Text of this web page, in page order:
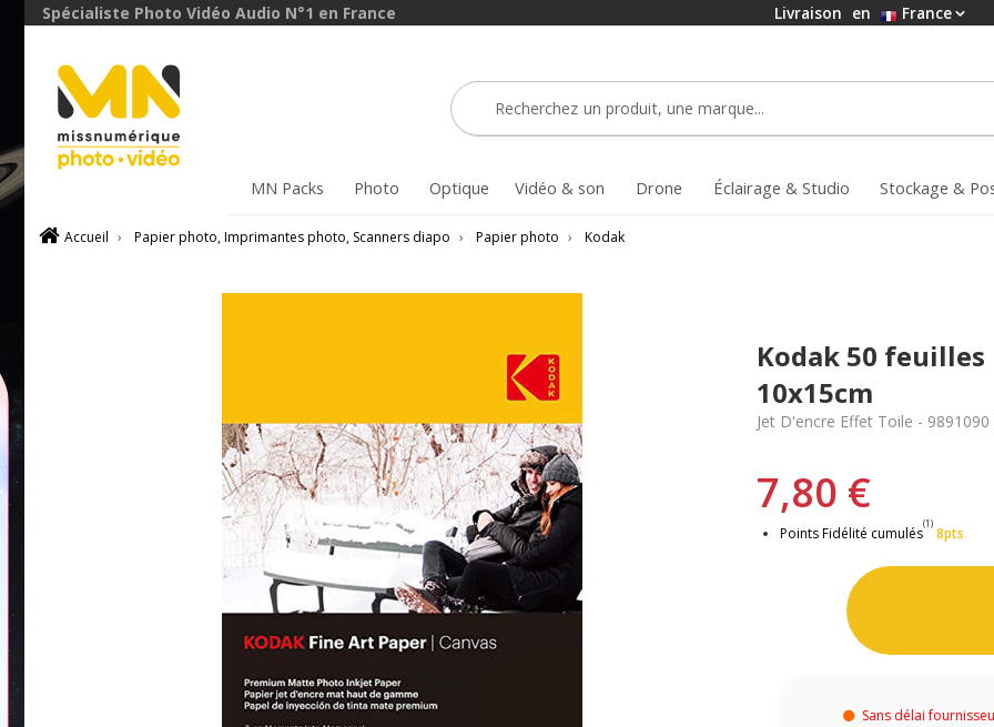
Spécialiste Photo Vidéo Audio N°1 en France Livraison en France
MN Packs Photo Optique Vidéo & son Drone Éclairage & Studio Stockage &
Accueil › Papier photo, Imprimantes photo, Scanners diapo › Papier photo › Kodak
Kodak 50
10x15cm
Jet D'encre Effet Toile - 9891090
7,80 €
Points Fidélité cumulés
(1)
8pts
Sans délai